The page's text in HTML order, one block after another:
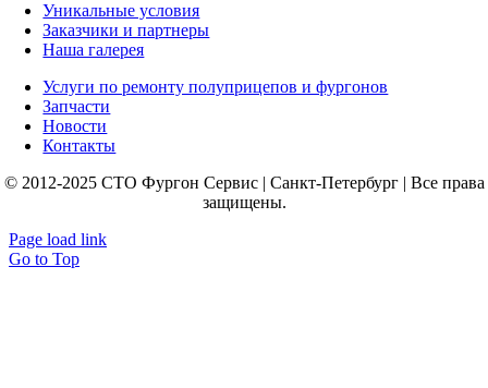
Уникальные условия
Заказчики и партнеры
Наша галерея
Услуги по ремонту полуприцепов и фургонов
Запчасти
Новости
Контакты
© 2012-2025 СТО Фургон Сервис | Санкт-Петербург | Все права
защищены.
Page load link
Go to Top